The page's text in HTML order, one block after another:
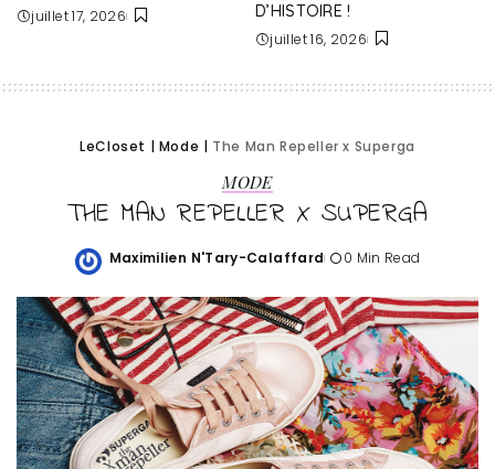
juillet 17, 2026
D’HISTOIRE !
juillet 16, 2026
LeCloset | Mode | The Man Repeller x Superga
MODE
THE MAN REPELLER X SUPERGA
Posted
Maximilien N'Tary-Calaffard 0 Min Read